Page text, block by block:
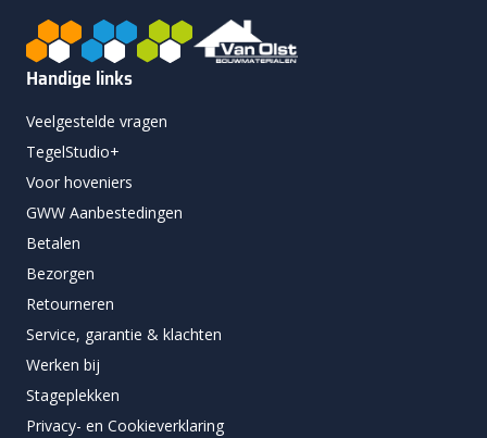
Handige links
Veelgestelde vragen
TegelStudio+
Voor hoveniers
GWW Aanbestedingen
Betalen
Bezorgen
Retourneren
Service, garantie & klachten
Werken bij
Stageplekken
Privacy- en Cookieverklaring